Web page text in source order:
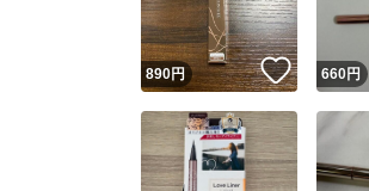
890円 いいね！
660円